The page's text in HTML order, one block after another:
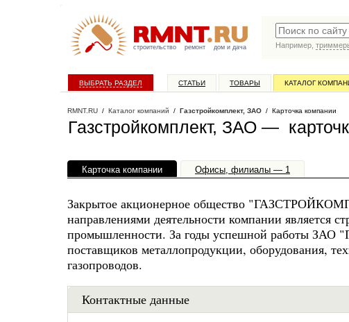
строительство ремонт дом и дача
Например,
ВЫБРАТЬ РАЗДЕЛ СТАТЬИ ТОВАРЫ КАТАЛОГ
RMNT.RU / Каталог компаний / Газстройкомплект, ЗАО / Карточка компании
Газстройкомплект, ЗАО —
Карточка компании Офисы, филиалы — 1
Закрытое акционерное общество
направлениями деятельности компании является
промышленности. За годы успешной работы
поставщиков металлопродукции, оборудования,
газопроводов.
Контактные данные